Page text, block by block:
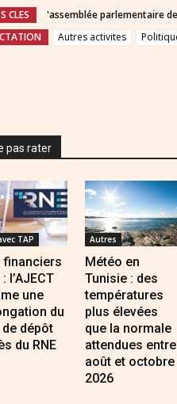
CLES 'assemblée parlementaire
Autres activites
pas rater
TAP
financiers
l’AJECT
une
du
de dépôt
du RNE
Autres
Météo en
Tunisie : des
températures
plus élevées
que la normale
attendues entre
août et octobre
2026